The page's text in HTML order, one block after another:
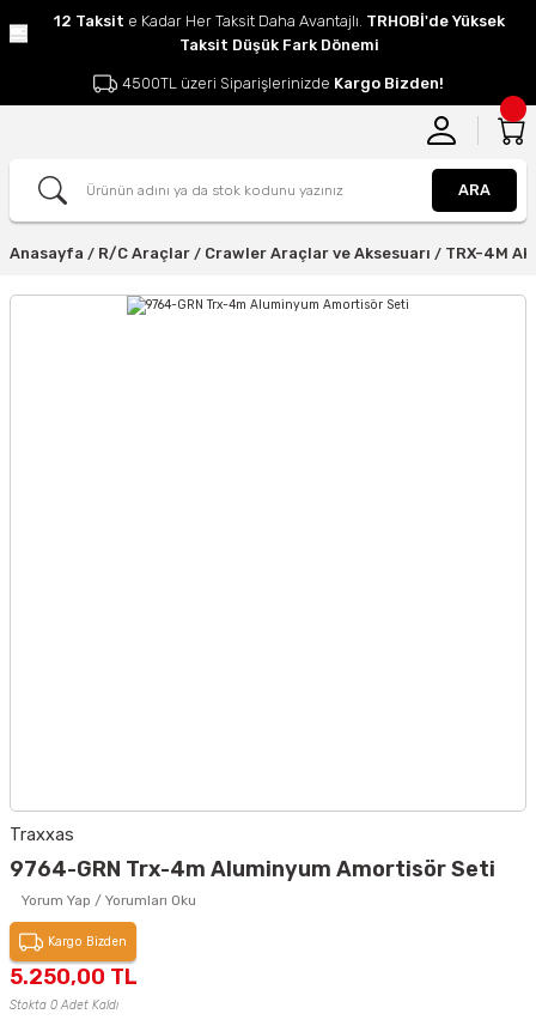
12 Taksit e Kadar Her Taksit Daha Avantajlı. TRHOBİ'de Yüksek
Taksit Düşük Fark Dönemi
4500TL üzeri Siparişlerinizde Kargo Bizden!
ARA
Anasayfa R/C Araçlar Crawler Araçlar ve Aksesuarı TRX-4M
Traxxas
9764-GRN Trx-4m Aluminyum Amortisör Seti
Yorum Yap / Yorumları Oku
Kargo Bizden
5.250,00 TL
Stokta 0 Adet Kaldı